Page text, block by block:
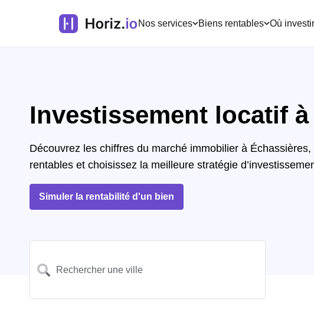
Nos services Biens rentables Où
Investissement locatif à
Découvrez les chiffres du marché immobilier à
rentables et choisissez la meilleure stratégie
Simuler la rentabilité d'un bien